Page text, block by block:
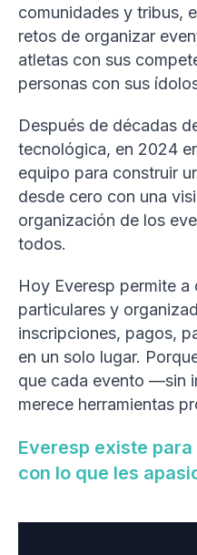
comunidades y tribus,
retos de organizar
atletas con sus
personas con sus
Después de décadas
tecnológica, en 2024
equipo para construir
desde cero con una
organización de los
todos.
Hoy Everesp permite
particulares y
inscripciones, pagos,
en un solo lugar.
que cada evento —sin
merece herramientas
Everesp existe
con lo que les